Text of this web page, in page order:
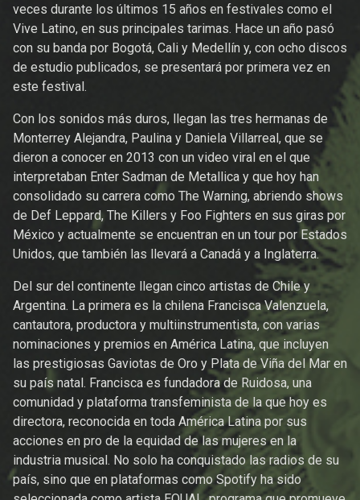
veces durante los últimos 15 años en festivales como el
Vive Latino, en sus principales tarimas. Hace un año pasó
con su banda por Bogotá, Cali y Medellín y, con ocho discos
de estudio publicados, se presentará por primera vez en
este festival.
Con los sonidos más duros, llegan las tres hermanas de
Monterrey Alejandra, Paulina y Daniela Villarreal, que se
dieron a conocer en 2013 con un video viral en el que
interpretaban Enter Sadman de Metallica y que hoy han
consolidado su carrera como The Warning, abriendo shows
de Def Leppard, The Killers y Foo Fighters en sus giras por
México y actualmente se encuentran en un tour por Estados
Unidos, que también las llevará a Canadá y a Inglaterra.
Del sur del continente llegan cinco artistas de Chile y
Argentina. La primera es la chilena Francisca Valenzuela,
cantautora, productora y multiinstrumentista, con varias
nominaciones y premios en América Latina, que incluyen
las prestigiosas Gaviotas de Oro y Plata de Viña del Mar en
su país natal. Francisca es fundadora de Ruidosa, una
comunidad y plataforma transfeminista de la que hoy es
directora, reconocida en toda América Latina por sus
acciones en pro de la equidad de las mujeres en la
industria musical. No solo ha conquistado las radios de su
país, sino que en plataformas como Spotify ha sido